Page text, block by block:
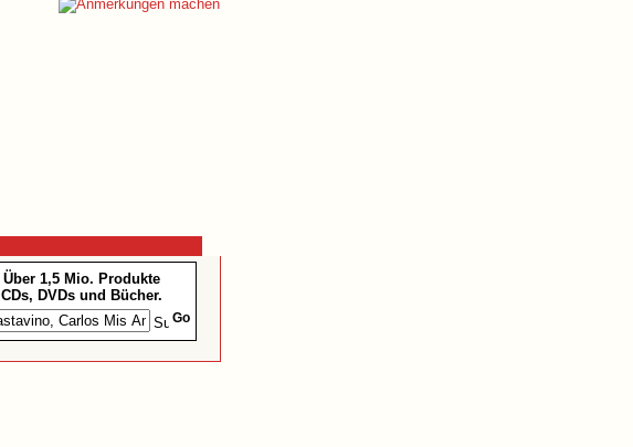
Über 1,5 Mio. Produkte
CDs, DVDs und Bücher.
Go